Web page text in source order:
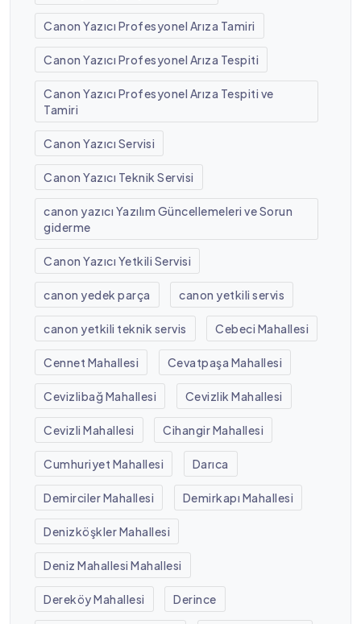
Canon Yazıcı Profesyonel Arıza Tamiri
Canon Yazıcı Profesyonel Arıza Tespiti
Canon Yazıcı Profesyonel Arıza Tespiti ve
Tamiri
Canon Yazıcı Servisi
Canon Yazıcı Teknik Servisi
canon yazıcı Yazılım Güncellemeleri ve Sorun
giderme
Canon Yazıcı Yetkili Servisi
canon yedek parça canon yetkili servis
canon yetkili teknik servis Cebeci Mahallesi
Cennet Mahallesi Cevatpaşa Mahallesi
Cevizlibağ Mahallesi Cevizlik Mahallesi
Cevizli Mahallesi Cihangir Mahallesi
Cumhuriyet Mahallesi Darıca
Demirciler Mahallesi Demirkapı Mahallesi
Denizköşkler Mahallesi
Deniz Mahallesi Mahallesi
Dereköy Mahallesi Derince